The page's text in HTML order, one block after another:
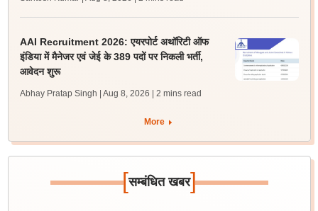
AAI Recruitment 2026: एयरपोर्ट अथॉरिटी ऑफ
इंडिया में मैनेजर एवं जेई के 389 पदों पर निकली भर्ती,
आवेदन शुरू
Abhay Pratap Singh | Aug 8, 2026 | 2 mins read
More
[सम्बंधित खबर]